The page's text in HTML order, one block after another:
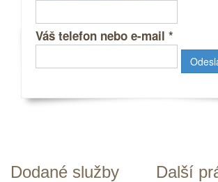
Váš telefon nebo e-mail *
Dodané služby
Další